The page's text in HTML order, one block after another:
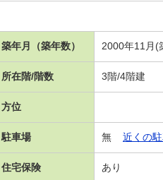
築年月（築年数） 2000年11月(
所在階/階数 3階/4階建
方位
駐車場 無 近くの
住宅保険 あり